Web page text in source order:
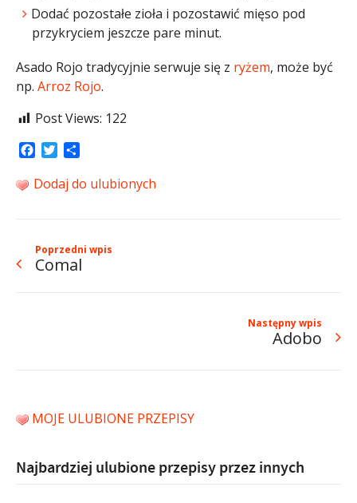
Dodać pozostałe zioła i pozostawić mięso pod
przykryciem jeszcze pare minut.
Asado Rojo tradycyjnie serwuje się z ryżem, może być
np. Arroz Rojo.
Post Views: 122
Facebook
Twitter
Dodaj do ulubionych
Poprzedni wpis
Comal
Następny wpis
Adobo
MOJE ULUBIONE PRZEPISY
Najbardziej ulubione przepisy przez innych